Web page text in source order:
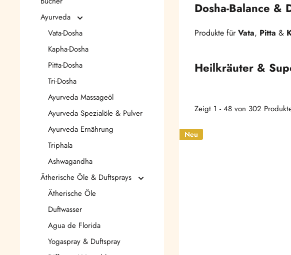
Ayurveda
Vata-Dosha
Kapha-Dosha
Pitta-Dosha
Tri-Dosha
Ayurveda Massageöl
Ayurveda Spezialöle & Pulver
Ayurveda Ernährung
Triphala
Ashwagandha
Ätherische Öle & Duftsprays
Ätherische Öle
Duftwasser
Agua de Florida
Yogaspray & Duftspray
Dosha-Balance &
Produkte fürVata, Pitta &
Heilkräuter &
Zeigt 1 - 48 von 302
Neu